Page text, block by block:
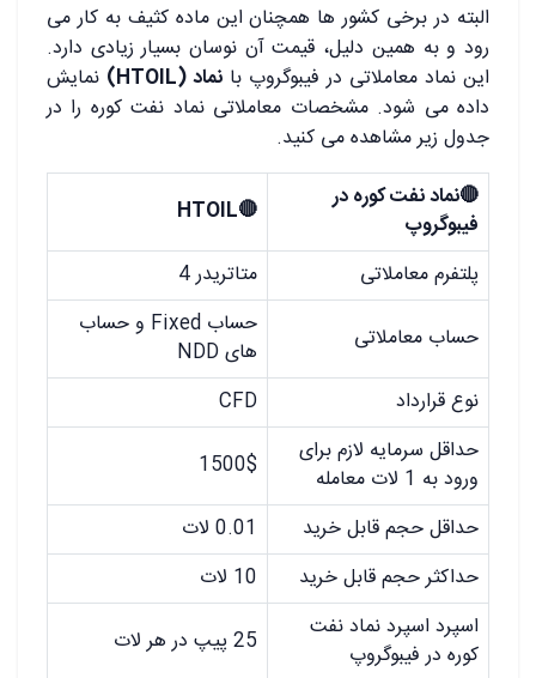
البته در برخی کشور ها همچنان این ماده کثیف به کار می
رود و به همین دلیل، قیمت آن نوسان بسیار زیادی دارد.
این نماد معاملاتی در فیبوگروپ با نماد (HTOIL)
نمایش
داده می شود. مشخصات معاملاتی نماد نفت کوره را در
جدول زیر مشاهده می کنید.
🔴نماد نفت کوره در
فیبوگروپ
🔴HTOIL
پلتفرم معاملاتی
متاتریدر 4
حساب معاملاتی
حساب Fixed و حساب
های NDD
نوع قرارداد
CFD
حداقل سرمایه لازم برای
ورود به 1 لات معامله
1500$
حداقل حجم قابل خرید
0.01 لات
حداکثر حجم قابل خرید
10 لات
اسپرد اسپرد نماد نفت
کوره در فیبوگروپ
25 پیپ در هر لات